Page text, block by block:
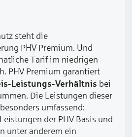
steht die
PHV Premium. Und
Tarif im niedrigen
PHV Premium garantiert
Leistungs-Verhältnis bei
Die Leistungen dieser
umfassend:
der PHV Basis und
unter anderem ein